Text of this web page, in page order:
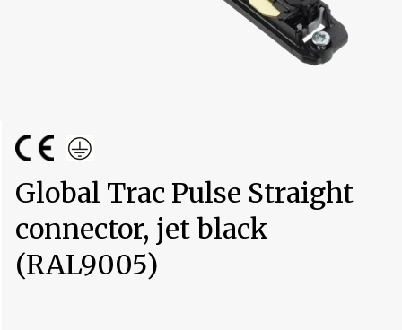
Global Trac Pulse Straight
connector, jet black
(RAL9005)